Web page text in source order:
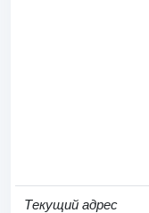
Текущий адрес